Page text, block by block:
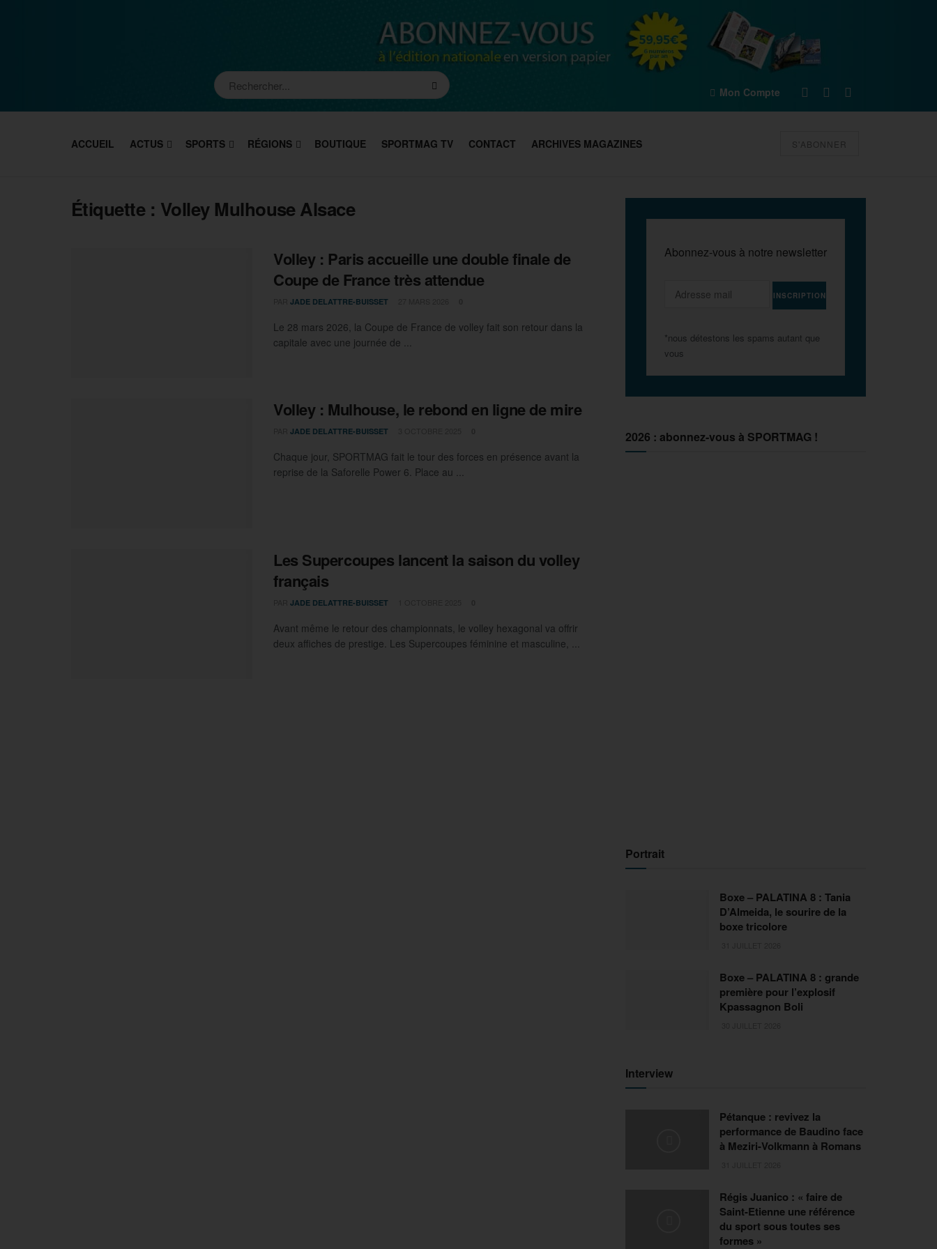
Mon Compte
ACCUEIL ACTUS SPORTS RÉGIONS BOUTIQUE SPORTMAG TV CONTACT ARCHIVES MAGAZINES S'ABONNER
Étiquette : Volley Mulhouse Alsace
Volley : Paris accueille une double finale de
Coupe de France très attendue
JADE DELATTRE-BUISSET
Le 28 mars 2026, la Coupe de France de volley fait son retour dans la
capitale avec une journée de ...
Volley : Mulhouse, le rebond en ligne de mire
JADE DELATTRE-BUISSET
Chaque jour, SPORTMAG fait le tour des forces en présence avant la
reprise de la Saforelle Power 6. Place au ...
Les Supercoupes lancent la saison du volley
français
JADE DELATTRE-BUISSET
Avant même le retour des championnats, le volley hexagonal va offrir
deux affiches de prestige. Les Supercoupes féminine et masculine, ...
Abonnez-vous à notre newsletter
*nous détestons les spams autant que
vous
2026 : abonnez-vous à SPORTMAG !
Portrait
Boxe – PALATINA 8 : Tania
D’Almeida, le sourire de la
boxe tricolore
Boxe – PALATINA 8 : grande
première pour l’explosif
Kpassagnon Boli
Interview
Pétanque : revivez la
performance de Baudino face
à Meziri-Volkmann à Romans
Régis Juanico : « faire de
Saint-Etienne une référence
du sport sous toutes ses
formes »